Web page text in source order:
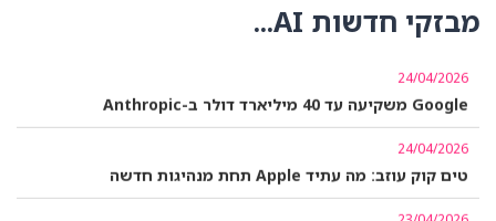
AI,
נשים
עסקי
וקז’ואל
מבזקי חדשות AI...
Anthropic בנתה שוק ניסויי למסחר בין סוכני AI
24/04/2026
Google משקיעה עד 40 מיליארד דולר ב-Anthropic
24/04/2026
23/04/2026